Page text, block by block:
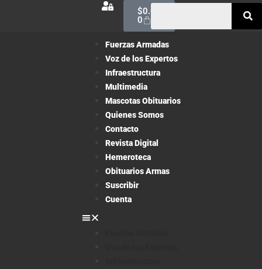
$0.00
0
Fuerzas Armadas
Voz de los Expertos
Infraestructura
Multimedia
Mascotas Obituarios
Quienes Somos
Contacto
Revista Digital
Hemeroteca
Obituarios Armas
Suscribir
Cuenta